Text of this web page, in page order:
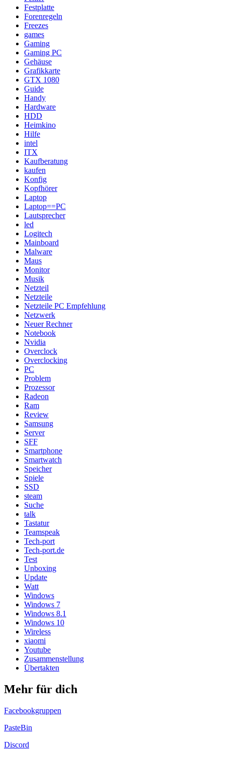
Festplatte
Forenregeln
Freezes
games
Gaming
Gaming PC
Gehäuse
Grafikkarte
GTX 1080
Guide
Handy
Hardware
HDD
Heimkino
Hilfe
intel
ITX
Kaufberatung
kaufen
Konfig
Kopfhörer
Laptop
Laptop==PC
Lautsprecher
led
Logitech
Mainboard
Malware
Maus
Monitor
Musik
Netzteil
Netzteile
Netzteile PC Empfehlung
Netzwerk
Neuer Rechner
Notebook
Nvidia
Overclock
Overclocking
PC
Problem
Prozessor
Radeon
Ram
Review
Samsung
Server
SFF
Smartphone
Smartwatch
Speicher
Spiele
SSD
steam
Suche
talk
Tastatur
Teamspeak
Tech-port
Tech-port.de
Test
Unboxing
Update
Watt
Windows
Windows 7
Windows 8.1
Windows 10
Wireless
xiaomi
Youtube
Zusammenstellung
Übertakten
Mehr für dich
Facebookgruppen
PasteBin
Discord